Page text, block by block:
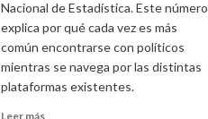
Nacional de Estadística. Este número
explica por qué cada vez es más
común encontrarse con políticos
mientras se navega por las distintas
plataformas existentes.
Leer más